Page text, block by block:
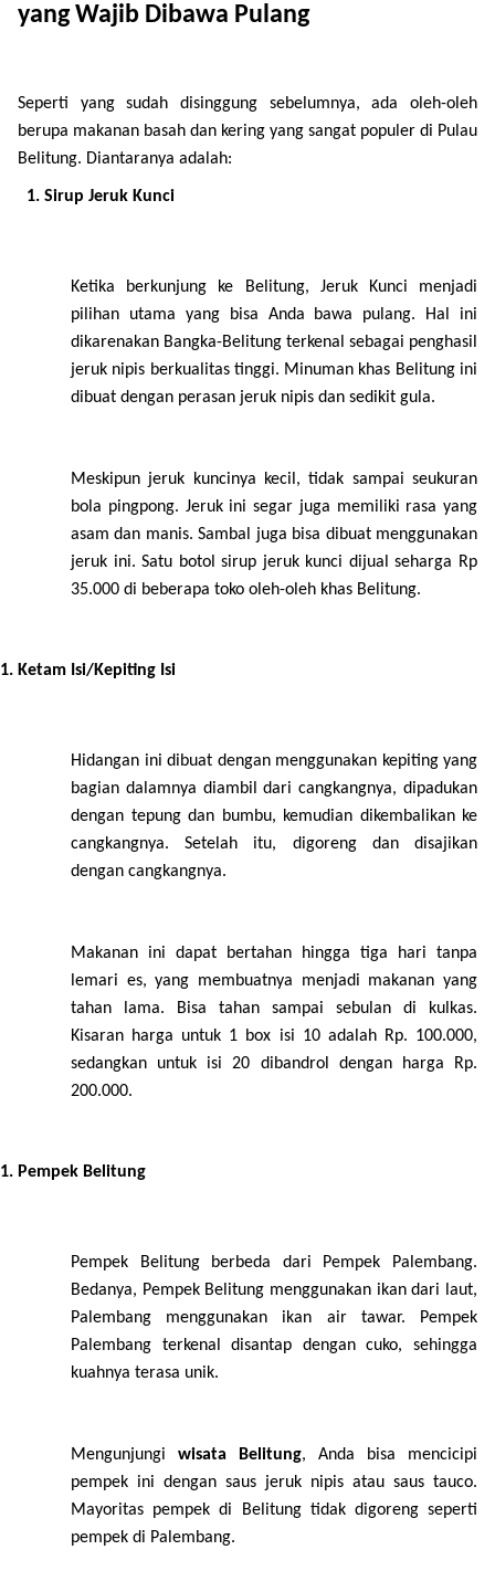
yang Wajib Dibawa Pulang
Seperti yang sudah disinggung sebelumnya, ada oleh-oleh
berupa makanan basah dan kering yang sangat populer di Pulau
Belitung. Diantaranya adalah:
Sirup Jeruk Kunci
Ketika berkunjung ke Belitung, Jeruk Kunci menjadi
pilihan utama yang bisa Anda bawa pulang. Hal ini
dikarenakan Bangka-Belitung terkenal sebagai penghasil
jeruk nipis berkualitas tinggi. Minuman khas Belitung ini
dibuat dengan perasan jeruk nipis dan sedikit gula.
Meskipun jeruk kuncinya kecil, tidak sampai seukuran
bola pingpong. Jeruk ini segar juga memiliki rasa yang
asam dan manis. Sambal juga bisa dibuat menggunakan
jeruk ini. Satu botol sirup jeruk kunci dijual seharga Rp
35.000 di beberapa toko oleh-oleh khas Belitung.
Ketam Isi/Kepiting Isi
Hidangan ini dibuat dengan menggunakan kepiting yang
bagian dalamnya diambil dari cangkangnya, dipadukan
dengan tepung dan bumbu, kemudian dikembalikan ke
cangkangnya. Setelah itu, digoreng dan disajikan
dengan cangkangnya.
Makanan ini dapat bertahan hingga tiga hari tanpa
lemari es, yang membuatnya menjadi makanan yang
tahan lama. Bisa tahan sampai sebulan di kulkas.
Kisaran harga untuk 1 box isi 10 adalah Rp. 100.000,
sedangkan untuk isi 20 dibandrol dengan harga Rp.
200.000.
Pempek Belitung
Pempek Belitung berbeda dari Pempek Palembang.
Bedanya, Pempek Belitung menggunakan ikan dari laut,
Palembang menggunakan ikan air tawar. Pempek
Palembang terkenal disantap dengan cuko, sehingga
kuahnya terasa unik.
Mengunjungi wisata Belitung, Anda bisa mencicipi
pempek ini dengan saus jeruk nipis atau saus tauco.
Mayoritas pempek di Belitung tidak digoreng seperti
pempek di Palembang.